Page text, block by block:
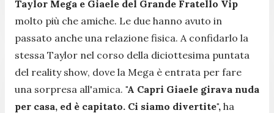
Taylor Mega e Giaele del Grande Fratello Vip
molto più che amiche. Le due hanno avuto in
passato anche una relazione fisica. A confidarlo la
stessa Taylor nel corso della diciottesima puntata
del reality show, dove la Mega è entrata per fare
una sorpresa all'amica. "A Capri Giaele girava nuda
per casa, ed è capitato. Ci siamo divertite", ha